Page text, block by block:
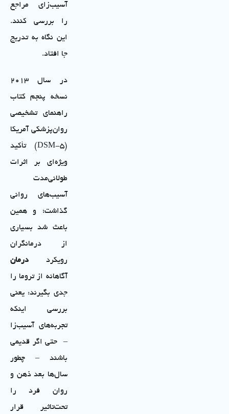
آسیب‌زای مراجع
را بررسی کنند.
این نگاه به تدریج
جا افتاد.
در سال ۲۰۱۳
نسخه پنجم کتاب
راهنمای تشخیصی
روان‌پزشکی آمریکا
(DSM-5) تأکید
ویژه‌ای بر اثرات
طولانی‌مدت
آسیب‌های روانی
گذاشت؛ و همین
باعث شد بسیاری
از درمانگران
رویکرددرمان
آگاهانه از تروما را
جدی بگیرند: یعنی
بررسی اینکه
تجربه‌های آسیب‌زا
– حتی اگر قدیمی
باشند – چطور
سال‌ها بعد ذهن و
روان فرد را
تحت‌تاثیر قرار